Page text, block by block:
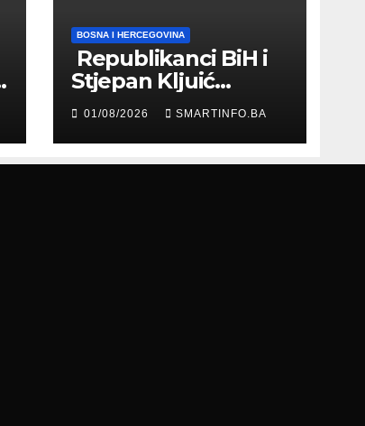
BOSNA I HERCEGOVINA
Republikanci BiH i
Stjepan Kljuić
razgovarali o
evropskom putu
Bosne i
Hercegovine
01/08/2026 SMARTINFO.BA